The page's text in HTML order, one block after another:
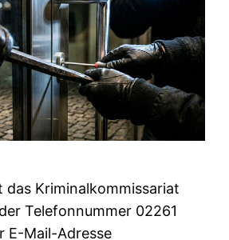
das Kriminalkommissariat
Telefonnummer 02261
E-Mail-Adresse